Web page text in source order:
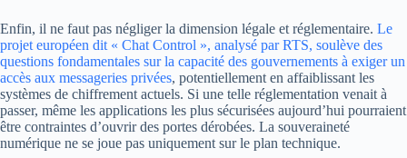
Enfin, il ne faut pas négliger la dimension légale et réglementaire. Le
projet européen dit « Chat Control », analysé par RTS, soulève des
questions fondamentales sur la capacité des gouvernements à exiger un
accès aux messageries privées, potentiellement en affaiblissant les
systèmes de chiffrement actuels. Si une telle réglementation venait à
passer, même les applications les plus sécurisées aujourd’hui pourraient
être contraintes d’ouvrir des portes dérobées. La souveraineté
numérique ne se joue pas uniquement sur le plan technique.